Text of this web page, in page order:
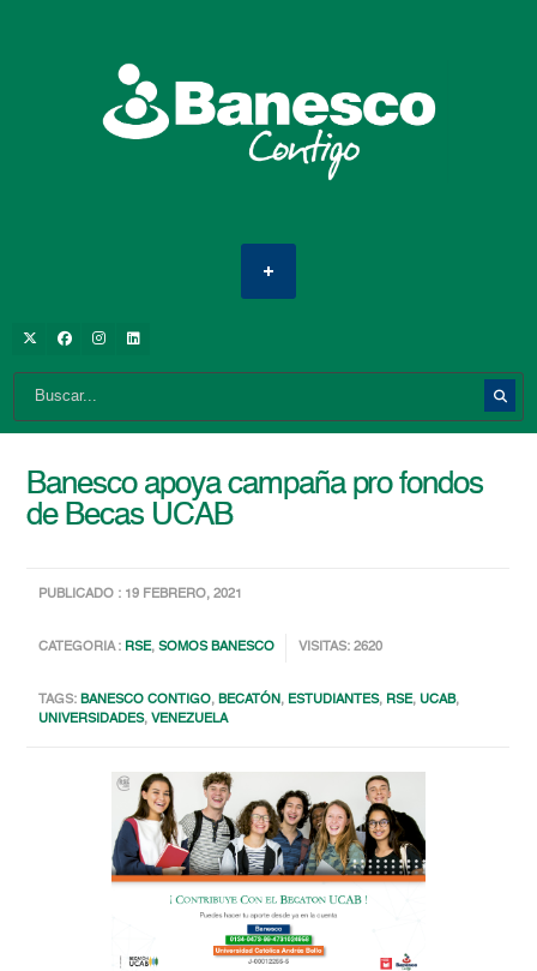
Banesco apoya campaña pro fondos
de Becas UCAB
PUBLICADO : 19 FEBRERO, 2021
CATEGORIA : RSE,SOMOS BANESCO VISITAS: 2620
TAGS:BANESCO CONTIGO,BECATÓN, ESTUDIANTES, RSE,UCAB,
UNIVERSIDADES,VENEZUELA